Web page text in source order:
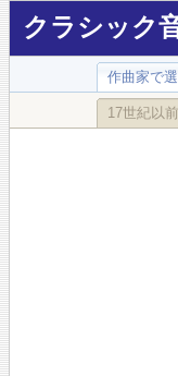
クラシック
作曲家で
17世紀以前